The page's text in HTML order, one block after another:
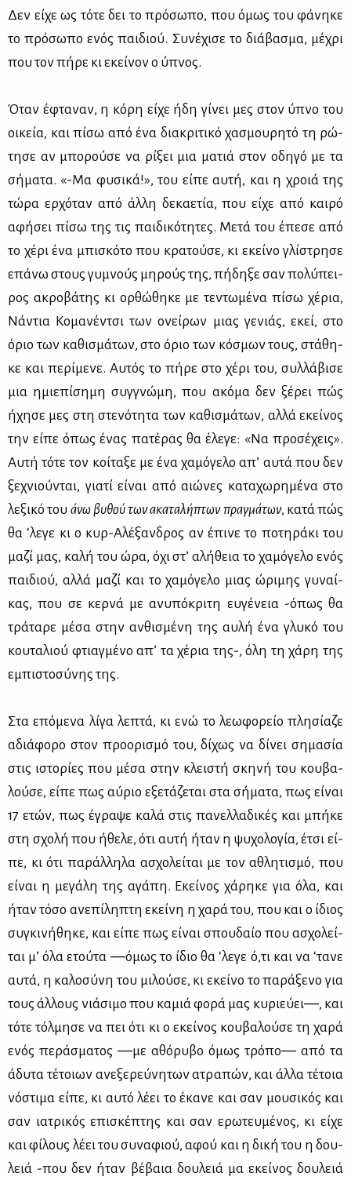
Δεν εί­χε ως τό­τε δει το πρό­σω­πο, που όμως του φά­νη­κε
το πρό­σω­πο ενός παι­διού. Συ­νέ­χι­σε το διά­βα­σμα, μέ­χρι
που τον πή­ρε κι εκεί­νον ο ύπνος.
Όταν έφτα­ναν, η κό­ρη εί­χε ήδη γί­νει μες στον ύπνο του
οι­κεία, και πί­σω από ένα δια­κρι­τι­κό χα­σμου­ρη­τό τη ρώ­
τη­σε αν μπο­ρού­σε να ρί­ξει μια μα­τιά στον οδη­γό με τα
σή­μα­τα. «-Μα φυ­σι­κά!», του εί­πε αυ­τή, και η χροιά της
τώ­ρα ερ­χό­ταν από άλ­λη δε­κα­ε­τία, που εί­χε από και­ρό
αφή­σει πί­σω της τις παι­δι­κό­τη­τες. Με­τά του έπε­σε από
το χέ­ρι ένα μπι­σκό­το που κρα­τού­σε, κι εκεί­νο γλί­στρη­σε
επά­νω στους γυ­μνούς μη­ρούς της, πή­δη­ξε σαν πο­λύ­πει­
ρος ακρο­βά­της κι ορ­θώ­θη­κε με τε­ντω­μέ­να πί­σω χέ­ρια,
Νά­ντια Κο­μα­νέν­τσι των ονεί­ρων μιας γε­νιάς, εκεί, στο
όριο των κα­θι­σμά­των, στο όριο των κό­σμων τους, στά­θη­
κε και πε­ρί­με­νε. Αυ­τός το πή­ρε στο χέ­ρι του, συλ­λά­βι­σε
μια ημιε­πί­ση­μη συγ­γνώ­μη, που ακό­μα δεν ξέ­ρει πώς
ήχη­σε μες στη στε­νό­τη­τα των κα­θι­σμά­των, αλ­λά εκεί­νος
την εί­πε όπως ένας πα­τέ­ρας θα έλε­γε: «Να προ­σέ­χεις».
Αυ­τή τό­τε τον κοί­τα­ξε με ένα χα­μό­γε­λο απ’ αυ­τά που δεν
ξε­χνιού­νται, για­τί εί­ναι από αιώ­νες κα­τα­χω­ρη­μέ­να στο
λε­ξι­κό του άνω βυ­θού των ακα­τα­λή­πτων πραγ­μά­των, κα­τά πώς
θα ‘λε­γε κι ο κυρ-Αλέ­ξαν­δρος αν έπι­νε το πο­τη­ρά­κι του
μα­ζί μας, κα­λή του ώρα, όχι στ’ αλή­θεια το χα­μό­γε­λο ενός
παι­διού, αλ­λά μα­ζί και το χα­μό­γε­λο μιας ώρι­μης γυ­ναί­
κας, που σε κερ­νά με ανυ­πό­κρι­τη ευ­γέ­νεια -όπως θα
τρά­τα­ρε μέ­σα στην αν­θι­σμέ­νη της αυ­λή ένα γλυ­κό του
κου­τα­λιού φτιαγ­μέ­νο απ’ τα χέ­ρια της-, όλη τη χά­ρη της
εμπι­στο­σύ­νης της.
Στα επό­με­να λί­γα λε­πτά, κι ενώ το λε­ω­φο­ρείο πλη­σί­α­ζε
αδιά­φο­ρο στον προ­ο­ρι­σμό του, δί­χως να δί­νει ση­μα­σία
στις ιστο­ρί­ες που μέ­σα στην κλει­στή σκη­νή του κου­βα­
λού­σε, εί­πε πως αύ­ριο εξε­τά­ζε­ται στα σή­μα­τα, πως εί­ναι
17 ετών, πως έγρα­ψε κα­λά στις πα­νελ­λα­δι­κές και μπή­κε
στη σχο­λή που ήθε­λε, ότι αυ­τή ήταν η ψυ­χο­λο­γία, έτσι εί­
πε, κι ότι πα­ράλ­λη­λα ασχο­λεί­ται με τον αθλη­τι­σμό, που
εί­ναι η με­γά­λη της αγά­πη. Εκεί­νος χά­ρη­κε για όλα, και
ήταν τό­σο ανε­πί­λη­πτη εκεί­νη η χα­ρά του, που και ο ίδιος
συ­γκι­νή­θη­κε, και εί­πε πως εί­ναι σπου­δαίο που ασχο­λεί­
ται μ’ όλα ετού­τα ―όμως το ίδιο θα ‘λε­γε ό,τι και να ‘τα­νε
αυ­τά, η κα­λο­σύ­νη του μι­λού­σε, κι εκεί­νο το πα­ρά­ξε­νο για
τους άλ­λους νιά­σι­μο που κα­μιά φο­ρά μας κυ­ριεύ­ει―, και
τό­τε τόλ­μη­σε να πει ότι κι ο εκεί­νος κου­βα­λού­σε τη χα­ρά
ενός πε­ρά­σμα­τος ―με αθό­ρυ­βο όμως τρό­πο― από τα
άδυ­τα τέ­τοιων ανε­ξε­ρεύ­νη­των ατρα­πών, και άλ­λα τέ­τοια
νό­στι­μα εί­πε, κι αυ­τό λέ­ει το έκα­νε και σαν μου­σι­κός και
σαν ια­τρι­κός επι­σκέ­πτης και σαν ερω­τευ­μέ­νος, κι εί­χε
και φί­λους λέ­ει του συ­να­φιού, αφού και η δι­κή του η δου­
λειά -που δεν ήταν βέ­βαια δου­λειά μα εκεί­νος δου­λειά